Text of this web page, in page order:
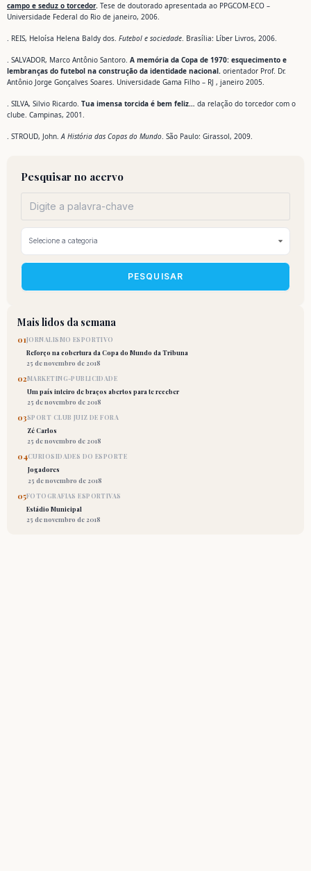
campo e seduz o torcedor. Tese de doutorado apresentada ao PPGCOM-ECO –
Universidade Federal do Rio de janeiro, 2006.
. REIS, Heloísa Helena Baldy dos. Futebol e sociedade. Brasília: Líber Livros, 2006.
. SALVADOR, Marco Antônio Santoro. A memória da Copa de 1970: esquecimento e
lembranças do futebol na construção da identidade nacional. orientador Prof. Dr.
Antônio Jorge Gonçalves Soares. Universidade Gama Filho – RJ , janeiro 2005.
. SILVA, Silvio Ricardo. Tua imensa torcida é bem feliz… da relação do torcedor com o
clube. Campinas, 2001.
. STROUD, John.A História das Copas do Mundo. São Paulo: Girassol, 2009.
Pesquisar no acervo
PESQUISAR
Mais lidos da semana
01JORNALISMO ESPORTIVO
Reforço na cobertura da Copa do Mundo da Tribuna
25 de novembro de 2018
02MARKETING-PUBLICIDADE
Um país inteiro de braços abertos para te receber
25 de novembro de 2018
03SPORT CLUB JUIZ DE FORA
Zé Carlos
25 de novembro de 2018
04CURIOSIDADES DO ESPORTE
Jogadores
25 de novembro de 2018
05FOTOGRAFIAS ESPORTIVAS
Estádio Municipal
25 de novembro de 2018